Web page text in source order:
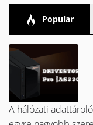
Popular
A hálózati